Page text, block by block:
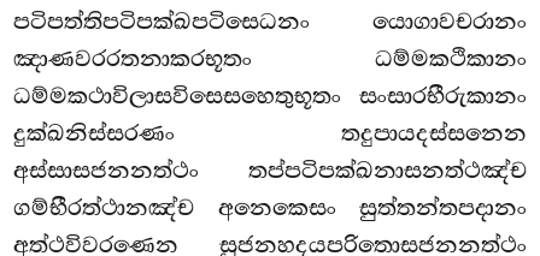
පටිපත්තිපටිපක්ඛපටිසෙධනං යොගාවචරානං
ඤාණවරරතනාකරභූතං ධම්මකථිකානං
ධම්මකථාවිලාසවිසෙසහෙතුභූතං සංසාරභීරුකානං
දුක්ඛනිස්සරණං තදුපායදස්සනෙන
අස්සාසජනනත්ථං තප්පටිපක්ඛනාසනත්ථඤ්ච
ගම්භීරත්ථානඤ්ච අනෙකෙසං සුත්තන්තපදානං
අත්ථවිවරණෙන සුජනහදයපරිතොසජනනත්ථං